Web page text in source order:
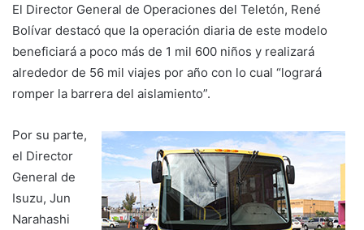
El Director General de Operaciones del Teletón, René
Bolívar destacó que la operación diaria de este modelo
beneficiará a poco más de 1 mil 600 niños y realizará
alrededor de 56 mil viajes por año con lo cual “logrará
romper la barrera del aislamiento”.
Por su parte,
el Director
General de
Isuzu, Jun
Narahashi